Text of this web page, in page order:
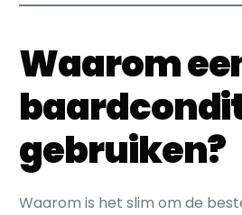
Waarom
gebruiken?
Waarom is het slim om de